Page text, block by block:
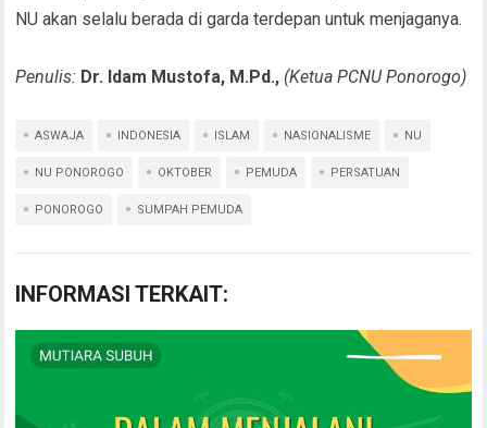
NU akan selalu berada di garda terdepan untuk menjaganya.
Penulis: Dr. Idam Mustofa, M.Pd., (Ketua PCNU Ponorogo)
ASWAJA INDONESIA ISLAM NASIONALISME NU
NU PONOROGO OKTOBER PEMUDA PERSATUAN
PONOROGO SUMPAH PEMUDA
INFORMASI TERKAIT: